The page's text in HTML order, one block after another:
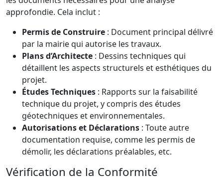
approfondie. Cela inclut :
Permis de Construire : Document principal délivré
par la mairie qui autorise les travaux.
Plans d’Architecte : Dessins techniques qui
détaillent les aspects structurels et esthétiques du
projet.
Études Techniques : Rapports sur la faisabilité
technique du projet, y compris des études
géotechniques et environnementales.
Autorisations et Déclarations : Toute autre
documentation requise, comme les permis de
démolir, les déclarations préalables, etc.
Vérification de la Conformité